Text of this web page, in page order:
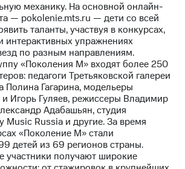
механику. На основной онлайн-
— pokolenie.mts.ru — дети со всей
таланты, участвуя в конкурсах,
интерактивных упражнениях
по разным направлениям.
«Поколения М» входят более 250
педагоги Третьяковской галереи
Полина Гагарина, модельеры
и Игорь Гуляев, режиссеры Владимир
Адабашьян, студия
Music Russia и другие. За время
«Поколение М» стали
детей из 69 регионов страны.
участники получают широкие